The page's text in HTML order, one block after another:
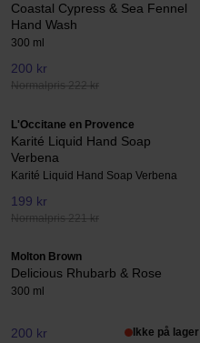
Coastal Cypress & Sea Fennel
Hand Wash
300 ml
200 kr
Normalpris 222 kr
L'Occitane en Provence
Karité Liquid Hand Soap
Verbena
Karité Liquid Hand Soap Verbena
199 kr
Normalpris 221 kr
Molton Brown
Delicious Rhubarb & Rose
300 ml
200 kr Ikke på lager